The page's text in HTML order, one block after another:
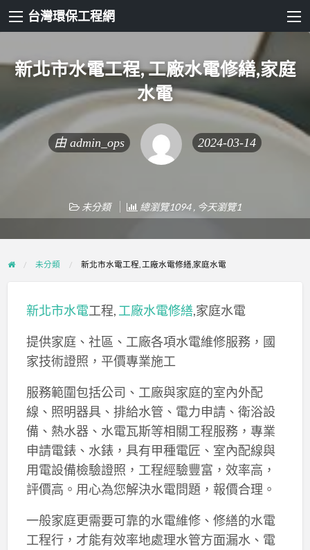
台灣環保工程網
新北市水電工程, 工廠水電修繕,家庭
水電
由 admin_ops 2024-03-14
未分類 總瀏覽1094 , 今天瀏覽1
未分類 新北市水電工程, 工廠水電修繕,家庭水電
新北市水電工程, 工廠水電修繕,家庭水電
提供家庭、社區、工廠各項水電維修服務，國
家技術證照，平價專業施工
服務範圍包括公司、工廠與家庭的室內外配
線、照明器具、排給水管、電力申請、衛浴設
備、熱水器、水電瓦斯等相關工程服務，專業
申請電錶、水錶，具有甲種電匠、室內配線與
用電設備檢驗證照，工程經驗豐富，效率高，
評價高。用心為您解決水電問題，報價合理。
一般家庭更需要可靠的水電維修、修繕的水電
工程行，才能有效率地處理水管方面漏水、電